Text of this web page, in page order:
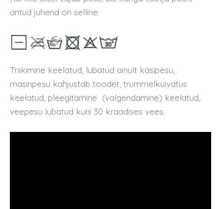
antud juhend on selline:
Triikimine keelatud, lubatud ainult käsipesu,
masinpesu kahjustab toodet, trummelkuivatus
keelatud, pleegitamine (valgendamine) keelatud,
veepesu lubatud kuni 30 kraadises vees.